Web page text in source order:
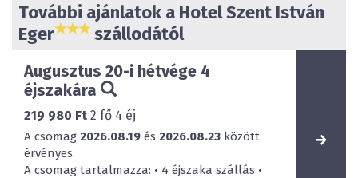
További ajánlatok a Hotel Szent István
Eger
szállodától
Augusztus 20-i hétvége 4
éjszakára
219 980 Ft 2 fő 4 éj
A csomag 2026.08.19 és 2026.08.23 között
érvényes.
A csomag tartalmazza: • 4 éjszaka szállás •